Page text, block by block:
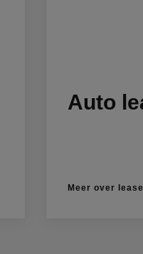
Auto
Meer over